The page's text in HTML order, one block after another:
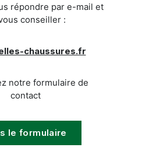
répondre par e-mail et
conseiller :
chaussures.fr
notre formulaire de
contact
le formulaire